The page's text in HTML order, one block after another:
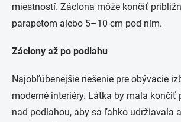
miestností. Záclona môže končiť
parapetom alebo 5–10 cm pod ním.
Záclony až po podlahu
Najobľúbenejšie riešenie pre obývacie
moderné interiéry. Látka by mala končiť
nad podlahou, aby sa ľahko udržiavala